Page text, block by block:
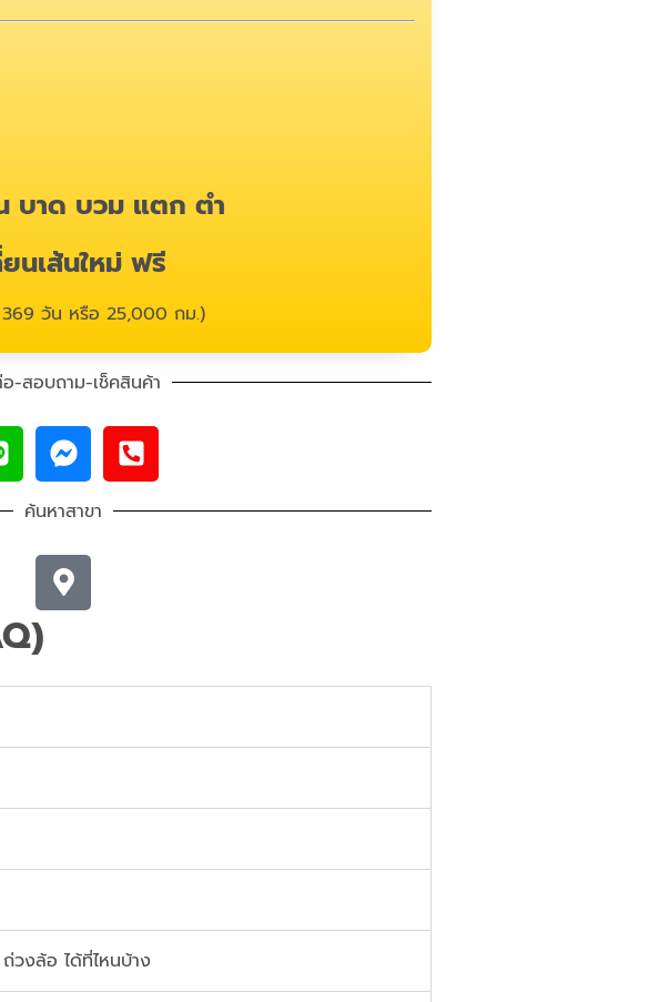
บาด บวม แตก ตำ
นเส้นใหม่ ฟรี
369 วัน หรือ 25,000 กม.)
-สอบถาม-เช็คสินค้า
ค้นหาสาขา
วงล้อ ได้ที่ไหนบ้าง